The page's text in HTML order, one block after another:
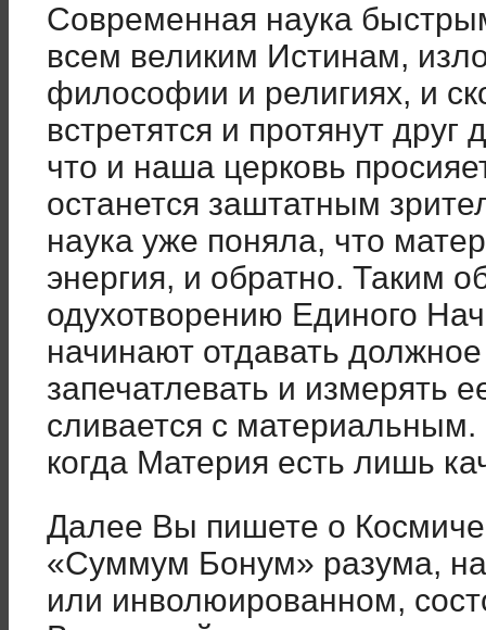
Современная наука
всем великим Истинам,
философии и религиях, и
встретятся и протянут друг
что и наша церковь
останется заштатным
наука уже поняла, что
энергия, и обратно. Таким
одухотворению Единого
начинают отдавать
запечатлевать и измерять
сливается с
когда Материя есть лишь
Далее Вы пишете о
«Суммум Бонум» разума,
или инволюированном,